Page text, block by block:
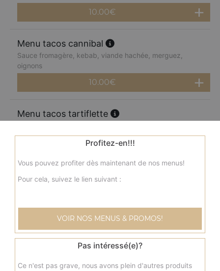
10.00€
Menu tacos cannibal
Sauce fromagère, kebab, viande hachée, merguez,
oignons
10.00€
Menu tacos tartiflette
olives
Menu tacos delicieux
hachée, poivrons, olives
10.00€
Profitez-en!!!
Vous pouvez profiter dès maintenant de nos menus!
Pour cela, suivez le lien suivant :
VOIR NOS MENUS & PROMOS!
Pas intéressé(e)?
Ce n'est pas grave, nous avons plein d'autres produits